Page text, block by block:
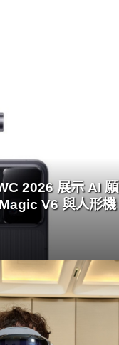
2026 展示 AI 願
V6 與人形機